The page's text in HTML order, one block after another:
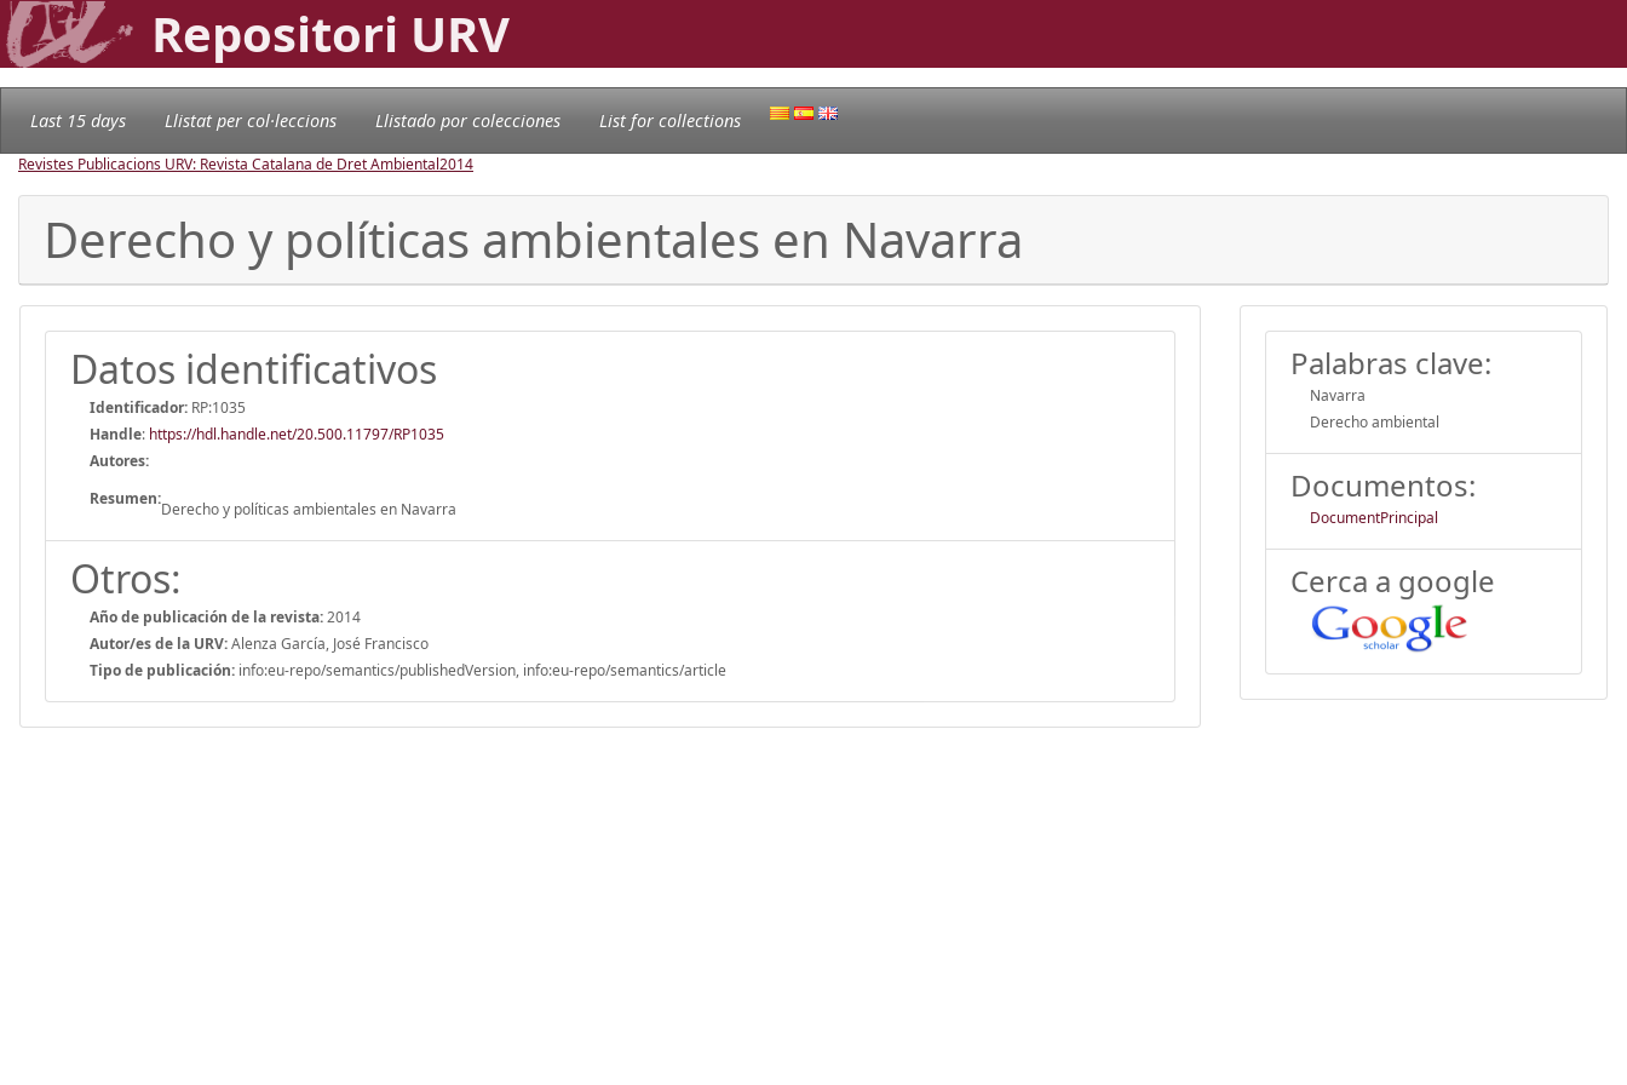
Repositori URV
Last 15 days Llistat per col·leccions Llistado por colecciones List for collections
Revistes Publicacions URV: Revista Catalana de Dret Ambiental2014
Derecho y políticas ambientales en Navarra
Datos identificativos
Identificador: RP:1035
Handle: https://hdl.handle.net/20.500.11797/RP1035
Autores:
Resumen:
Derecho y políticas ambientales en Navarra
Otros:
Año de publicación de la revista:2014
Autor/es de la URV:Alenza García, José Francisco
Tipo de publicación: info:eu-repo/semantics/publishedVersion, info:eu-repo/semantics/article
Palabras clave:
Navarra
Derecho ambiental
Documentos:
DocumentPrincipal
Cerca a google